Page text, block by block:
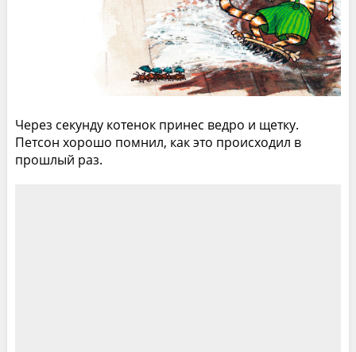
Через секунду котенок принес ведро и щетку.
Петсон хорошо помнил, как это происходил в
прошлый раз.